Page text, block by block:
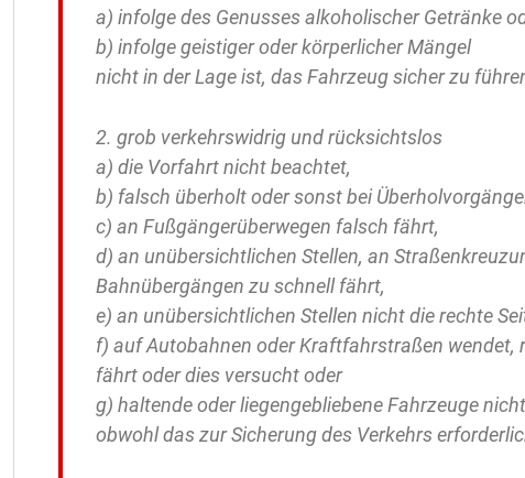
a) infolge des Genusses alkoholischer Getränke
b) infolge geistiger oder körperlicher Mängel
nicht in der Lage ist, das Fahrzeug sicher zu
2. grob verkehrswidrig und rücksichtslos
a) die Vorfahrt nicht beachtet,
b) falsch überholt oder sonst bei
c) an Fußgängerüberwegen falsch fährt,
d) an unübersichtlichen Stellen, an
Bahnübergängen zu schnell fährt,
e) an unübersichtlichen Stellen nicht die rechte
f) auf Autobahnen oder Kraftfahrstraßen
fährt oder dies versucht oder
g) haltende oder liegengebliebene Fahrzeuge
obwohl das zur Sicherung des Verkehrs